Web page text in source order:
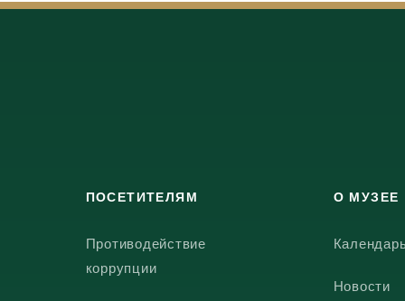
ПОСЕТИТЕЛЯМ
Противодействие
коррупции
О МУЗЕЕ
Новости